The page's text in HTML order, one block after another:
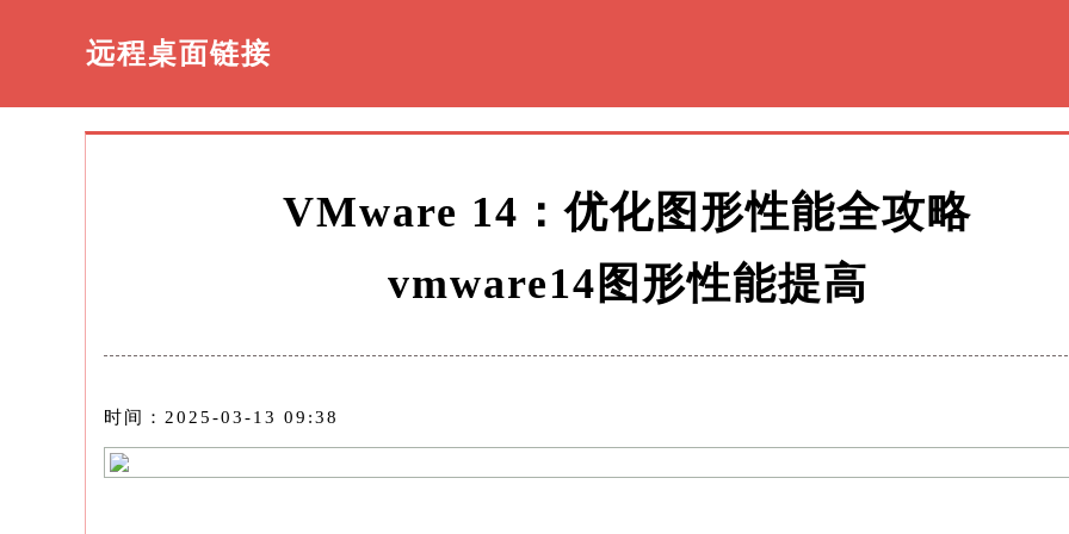
远程桌面链接
VMware 14：优化图形性能全攻略
vmware14图形性能提高
时间：2025-03-13 09:38